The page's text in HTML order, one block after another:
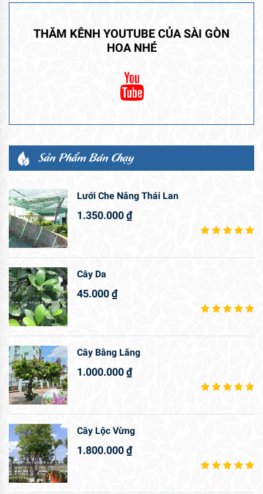
THĂM KÊNH YOUTUBE CỦA SÀI GÒN
HOA NHÉ
Sản Phẩm Bán Chạy
Lưới Che Nắng Thái Lan
1.350.000₫
Cây Da
45.000₫
Cây Bằng Lăng
1.000.000₫
Cây Lộc Vừng
1.800.000₫